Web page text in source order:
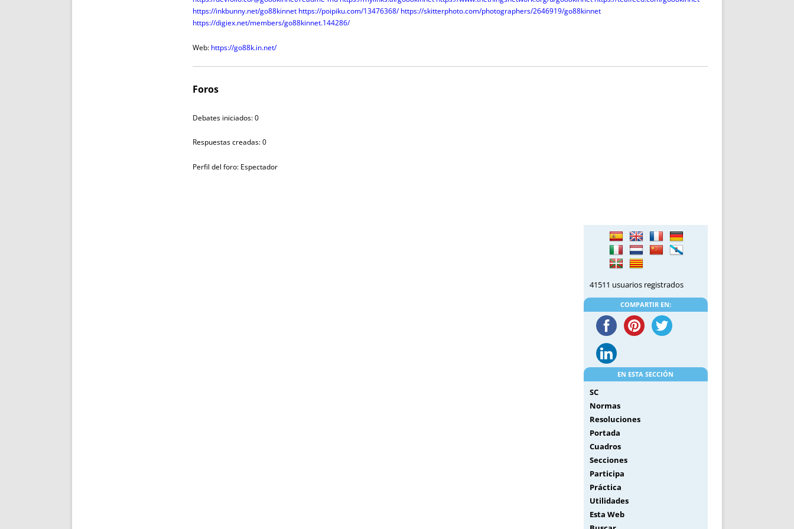
https://inkbunny.net/go88kinnet https://poipiku.com/13476368/ https://skitterphoto.com/photographers/2646919/go88kinnet
https://digiex.net/members/go88kinnet.144286/
Web: https://go88k.in.net/
Foros
Debates iniciados: 0
Respuestas creadas: 0
Perfil del foro: Espectador
41511 usuarios registrados
COMPARTIR EN:
EN ESTA SECCIÓN
SC
Normas
Resoluciones
Portada
Cuadros
Secciones
Participa
Práctica
Utilidades
Esta Web